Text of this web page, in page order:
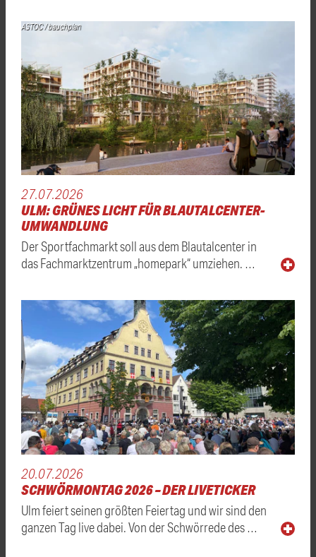
ASTOC / bauchplan
27.07.2026
ULM: GRÜNES LICHT FÜR BLAUTALCENTER-
UMWANDLUNG
Der Sportfachmarkt soll aus dem Blautalcenter in
das Fachmarktzentrum „homepark“ umziehen. …
20.07.2026
SCHWÖRMONTAG 2026 – DER LIVETICKER
Ulm feiert seinen größten Feiertag und wir sind den
ganzen Tag live dabei. Von der Schwörrede des …